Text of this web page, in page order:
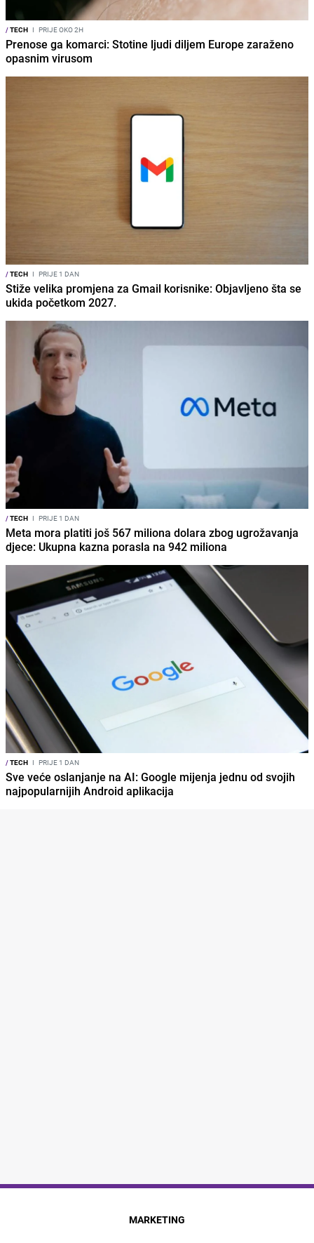
/TECH I PRIJE OKO 2H
Prenose ga komarci: Stotine ljudi diljem Europe zaraženo
opasnim virusom
/TECH I PRIJE 1 DAN
Stiže velika promjena za Gmail korisnike: Objavljeno šta se
ukida početkom 2027.
/TECH I PRIJE 1 DAN
Meta mora platiti još 567 miliona dolara zbog ugrožavanja
djece: Ukupna kazna porasla na 942 miliona
/TECH I PRIJE 1 DAN
Sve veće oslanjanje na AI: Google mijenja jednu od svojih
najpopularnijih Android aplikacija
MARKETING